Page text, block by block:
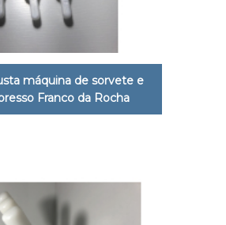
máquina de sorvete e
Franco da Rocha